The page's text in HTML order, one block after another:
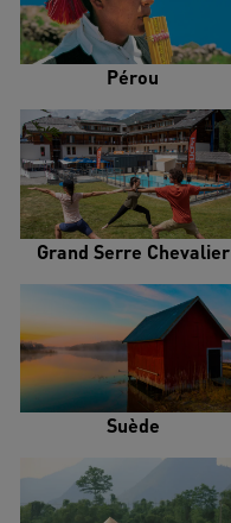
Pérou
Grand Serre Chevalier
Suède